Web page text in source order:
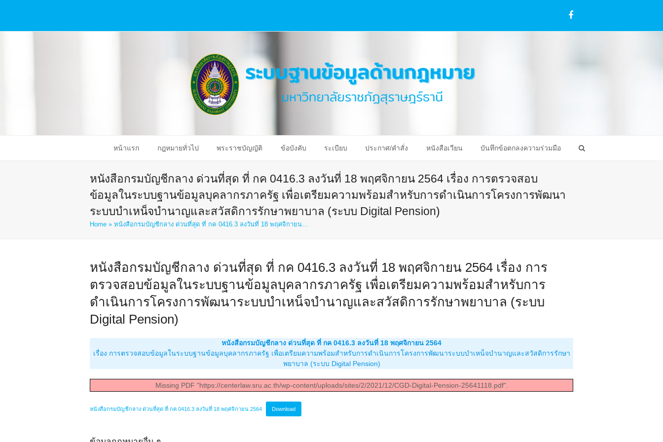
Facebook
หน้าแรก กฎหมายทั่วไป พระราชบัญญัติ ข้อบังคับ ระเบียบ ประกาศ/คำสั่ง หนังสือเวียน บันทึกข้อตกลงความร่วมมือ
หนังสือกรมบัญชีกลาง ด่วนที่สุด ที่ กค 0416.3 ลงวันที่ 18 พฤศจิกายน 2564 เรื่อง การตรวจสอบ
ข้อมูลในระบบฐานข้อมูลบุคลากรภาครัฐ เพื่อเตรียมความพร้อมสำหรับการดำเนินการโครงการพัฒนา
ระบบบำเหน็จบำนาญและสวัสดิการรักษาพยาบาล (ระบบ Digital Pension)
Home » หนังสือกรมบัญชีกลาง ด่วนที่สุด ที่ กค 0416.3 ลงวันที่ 18 พฤศจิกายน…
หนังสือกรมบัญชีกลาง ด่วนที่สุด ที่ กค 0416.3 ลงวันที่ 18 พฤศจิกายน 2564 เรื่อง การ
ตรวจสอบข้อมูลในระบบฐานข้อมูลบุคลากรภาครัฐ เพื่อเตรียมความพร้อมสำหรับการ
ดำเนินการโครงการพัฒนาระบบบำเหน็จบำนาญและสวัสดิการรักษาพยาบาล (ระบบ
Digital Pension)
หนังสือกรมบัญชีกลาง ด่วนที่สุด ที่ กค 0416.3 ลงวันที่ 18 พฤศจิกายน 2564
เรื่อง การตรวจสอบข้อมูลในระบบฐานข้อมูลบุคลากรภาครัฐ เพื่อเตรียมความพร้อมสำหรับการดำเนินการโครงการพัฒนาระบบบำเหน็จบำนาญและสวัสดิการรักษา
พยาบาล (ระบบ Digital Pension)
Missing PDF "https://centerlaw.sru.ac.th/wp-content/uploads/sites/2/2021/12/CGD-Digital-Pension-25641118.pdf".
หนังสือกรมบัญชีกลาง ด่วนที่สุด ที่ กค 0416.3 ลงวันที่ 18 พฤศจิกายน 2564 Download